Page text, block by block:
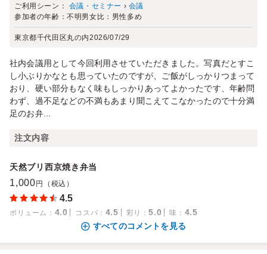
ご利用シーン： 会議・セミナー › 会議
参加者の年齢：不明 男女比： 男性多め
東京都千代田区丸の内2026/07/29
社内会議用として今回利用させていただきました。写真だとすこ
し小ぶりかなとも思っていたのですが、ご飯がしっかりつまって
おり、硬い部分もなく味もしっかりあってよかったです、年齢問
わず、過不足などの不満もあまり聞こえてこなかったので十分満
足のお弁...
注文内容
天然ブリ西京焼き弁当
1,000 円（税込）
4.5
ボリューム ： 4.0 コスパ ： 4.5 彩り ：5.0 味 ： 4.5
すべてのコメントを見る